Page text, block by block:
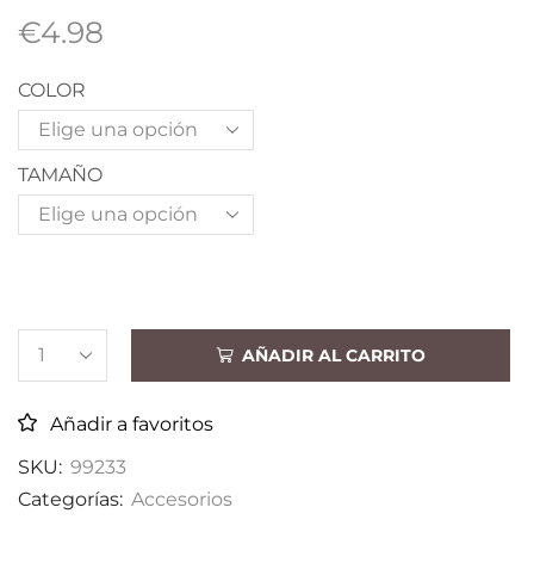
€4.98
COLOR
TAMAÑO
AÑADIR AL CARRITO
Añadir a favoritos
SKU: 99233
Categorías: Accesorios